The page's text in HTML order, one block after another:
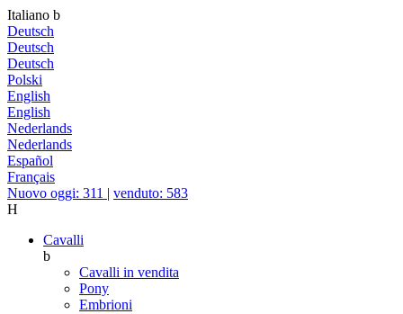
Italiano b
Deutsch
Deutsch
Deutsch
Polski
English
English
Nederlands
Nederlands
Español
Français
Nuovo oggi: 311 | venduto: 583
H
Cavalli
b
Cavalli in vendita
Pony
Embrioni